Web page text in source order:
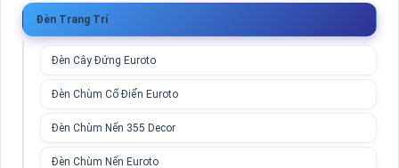
Đèn Trang Trí
Đèn Cây Đứng Euroto
Đèn Chùm Cổ Điển Euroto
Đèn Chùm Nến 355 Decor
Đèn Chùm Nến Euroto